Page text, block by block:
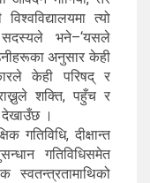
त्यो
भने–‘यसले
अनुसार केही
केही परिषद् र
शक्ति, पहुँच र
देखाउँछ ।
गतिविधि, दीक्षान्त
गतिविधिसमेत